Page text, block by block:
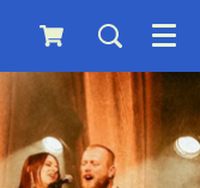
Menu